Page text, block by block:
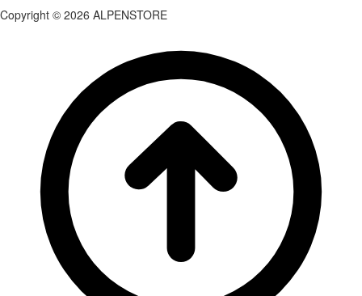
Copyright © 2026 ALPENSTORE